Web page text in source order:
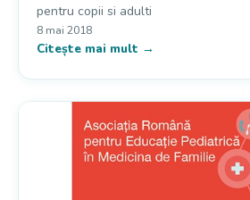
pentru copii si adulti
8 mai 2018
Citește mai mult →